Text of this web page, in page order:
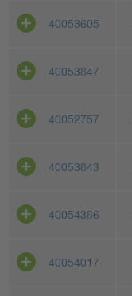
40053605
40053847
40052757
40053843
40054386
40054017